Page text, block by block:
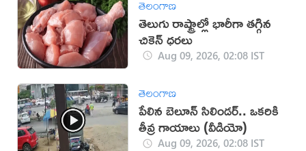
తెలంగాణ
తెలుగు రాష్ట్రాల్లో భారీగా తగ్గిన
చికెన్ ధరలు
Aug 09, 2026, 02:08 IST
తెలంగాణ
పేలిన బెలూన్ సిలిండర్.. ఒకరికి
తీవ్ర గాయాలు (వీడియో)
Aug 09, 2026, 02:08 IST